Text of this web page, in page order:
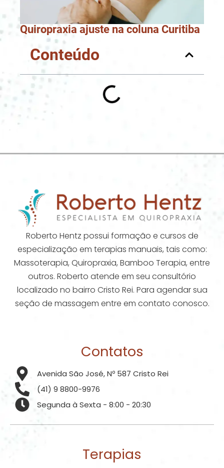
Quiropraxia ajuste na coluna Curitiba
Conteúdo
Roberto Hentz possui formação e cursos de
especialização em terapias manuais, tais como:
Massoterapia, Quiropraxia, Bamboo Terapia, entre
outros. Roberto atende em seu consultório
localizado no bairro Cristo Rei. Para agendar sua
seção de massagem entre em contato conosco.
Contatos
Avenida São José, Nº 587 Cristo Rei
(41) 9 8800-9976
Segunda à Sexta - 8:00 - 20:30
Terapias